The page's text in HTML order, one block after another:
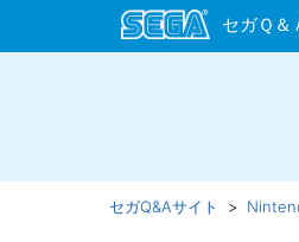
セガQ&Aサイト